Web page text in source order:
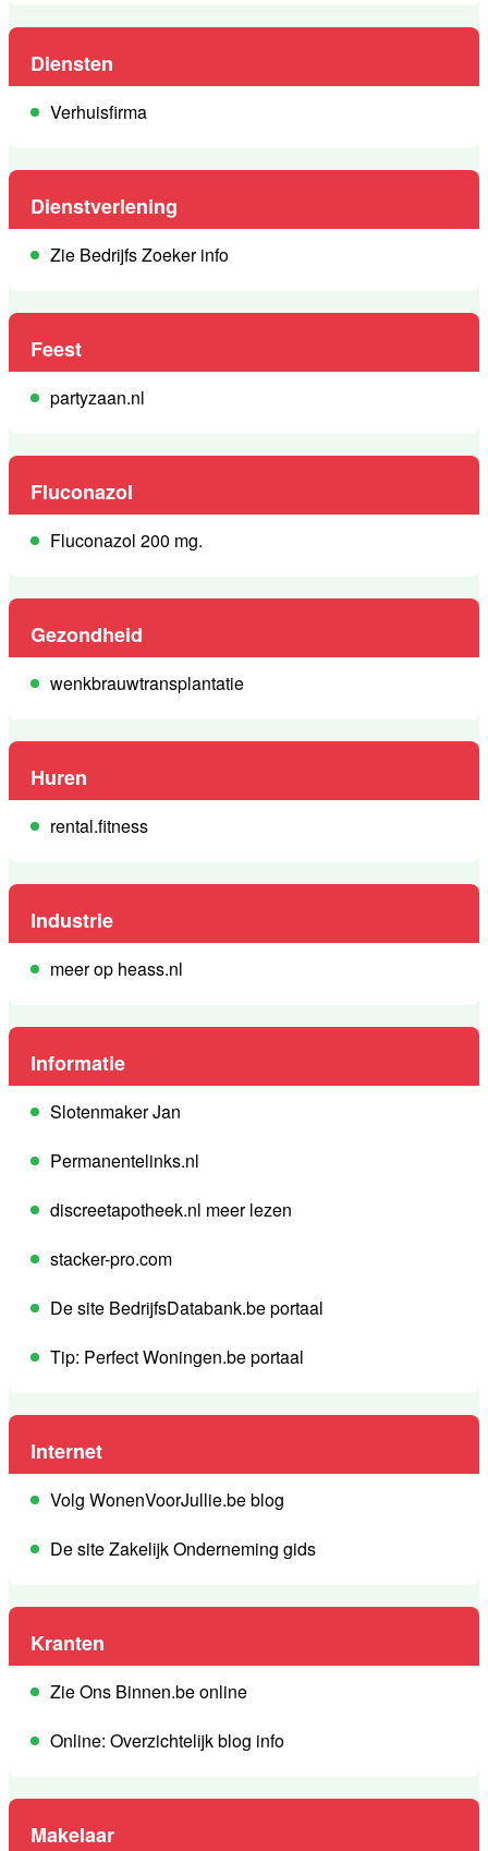
Diensten
Verhuisfirma
Dienstverlening
Zie Bedrijfs Zoeker info
Feest
partyzaan.nl
Fluconazol
Fluconazol 200 mg.
Gezondheid
wenkbrauwtransplantatie
Huren
rental.fitness
Industrie
meer op heass.nl
Informatie
Slotenmaker Jan
Permanentelinks.nl
discreetapotheek.nl meer lezen
stacker-pro.com
De site BedrijfsDatabank.be portaal
Tip: Perfect Woningen.be portaal
Internet
Volg WonenVoorJullie.be blog
De site Zakelijk Onderneming gids
Kranten
Zie Ons Binnen.be online
Online: Overzichtelijk blog info
Makelaar